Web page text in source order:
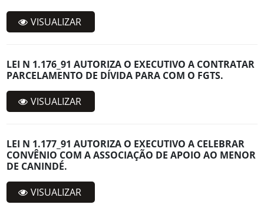
VISUALIZAR
LEI N 1.176_91 AUTORIZA O EXECUTIVO A CONTRATAR
PARCELAMENTO DE DÍVIDA PARA COM O FGTS.
VISUALIZAR
LEI N 1.177_91 AUTORIZA O EXECUTIVO A CELEBRAR
CONVÊNIO COM A ASSOCIAÇÃO DE APOIO AO MENOR
DE CANINDÉ.
VISUALIZAR